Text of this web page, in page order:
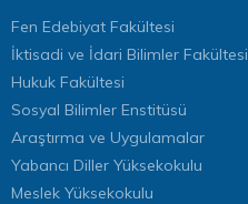
Fen Edebiyat Fakültesi
İktisadi ve İdari Bilimler Fakültesi
Hukuk Fakültesi
Sosyal Bilimler Enstitüsü
Araştırma ve Uygulamalar
Yabancı Diller Yüksekokulu
Meslek Yüksekokulu